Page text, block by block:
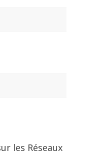
les Réseaux